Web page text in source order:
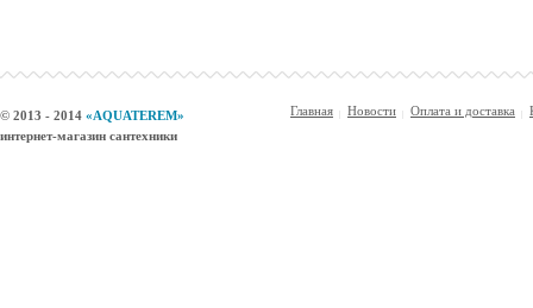
© 2013 - 2014 «AQUATEREM»
интернет-магазин сантехники
Главная Новости Оплата и доставка